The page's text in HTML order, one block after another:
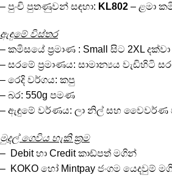
– පුංචි පුතණුවන් සඳහා: KL802 – ළමා
ඇඳුමේ විස්තර
– කමිසයේ ප්‍රමාණ : Small සිට 2XL දක්වා
– සරමේ ප්‍රමාණය: සාමාන්‍යය වැඩිහිටි
– රෙදි වර්ගය: කපු
– බර: 550g පමණ
– ඇඳුමේ වර්ණය: ලා නිල් සහ වෛවර්ණ
මුදල් ගෙවිය හැකි ක්‍රම
– Debit හා Credit කාඩ්පත් මගින්
– KOKO හෝ Mintpay ජංගම යෙදවුම්